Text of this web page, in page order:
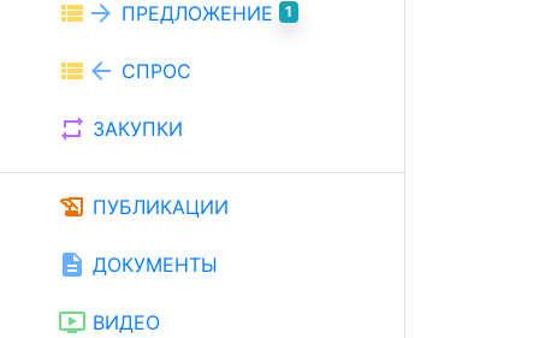
view_list arrow_forward ПРЕДЛОЖЕНИЕ 1
view_list arrow_back СПРОС
repeat ЗАКУПКИ
history_edu ПУБЛИКАЦИИ
description ДОКУМЕНТЫ
ondemand_video ВИДЕО